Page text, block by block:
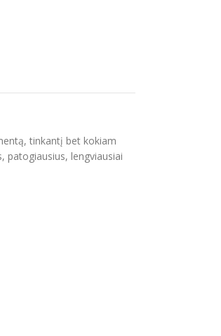
tinkantį bet kokiam
patogiausius, lengviausiai